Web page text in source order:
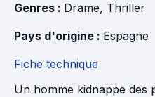
Genres : Drame, Thriller
Pays d'origine : Espagne
Fiche technique
Un homme kidnappe des